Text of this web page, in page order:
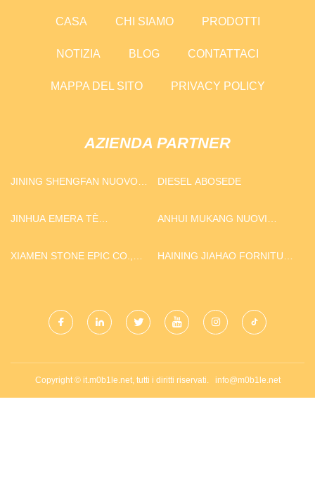
CASA CHI SIAMO PRODOTTI
NOTIZIA BLOG CONTATTACI
MAPPA DEL SITO PRIVACY POLICY
AZIENDA PARTNER
JINING SHENGFAN NUOVO
DIESEL ABOSEDE
JINHUA EMERA TÈ
ANHUI MUKANG NUOVI
XIAMEN STONE EPIC CO.,
HAINING JIAHAO FORNITURA
Copyright © it.m0b1le.net, tutti i diritti riservati. info@m0b1le.net